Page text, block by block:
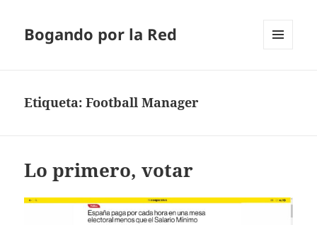
Bogando por la Red
Etiqueta:Football Manager
Lo primero, votar